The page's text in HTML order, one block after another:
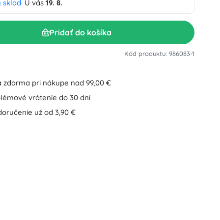
Doplnky na WC
Doplnky k vani a sprche
sklad· U vás 19. 8.
Pridať do košíka
Kód produktu: 986083-1
zdarma pri nákupe nad 99,00 €
vrátenie do 30 dní
už od 3,90 €